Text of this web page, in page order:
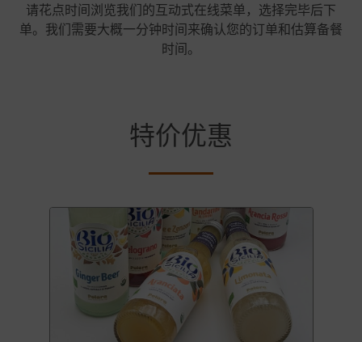
请花点时间浏览我们的互动式在线菜单，选择完毕后下
单。我们需要大概一分钟时间来确认您的订单和估算备餐
时间。
特价优惠